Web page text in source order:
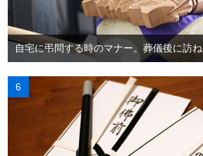
自宅に弔問する時のマナー。葬儀後に訪